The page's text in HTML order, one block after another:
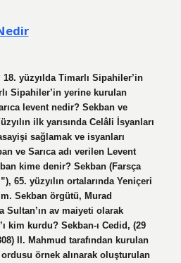
yüzyılda Timarlı Sipahiler’in
Sipahiler’in yerine kurulan
levent nedir? Sekban ve
ilk yarısında Celâli İsyanları
sağlamak ve isyanları
ve Sarıca adı verilen Levent
kime denir? Sekban (Farsça
65. yüzyılın ortalarında Yeniçeri
Sekban örgütü, Murad
Sultan’ın av maiyeti olarak
kim kurdu? Sekban-ı Cedid, (29
II. Mahmud tarafından kurulan
örnek alınarak oluşturulan